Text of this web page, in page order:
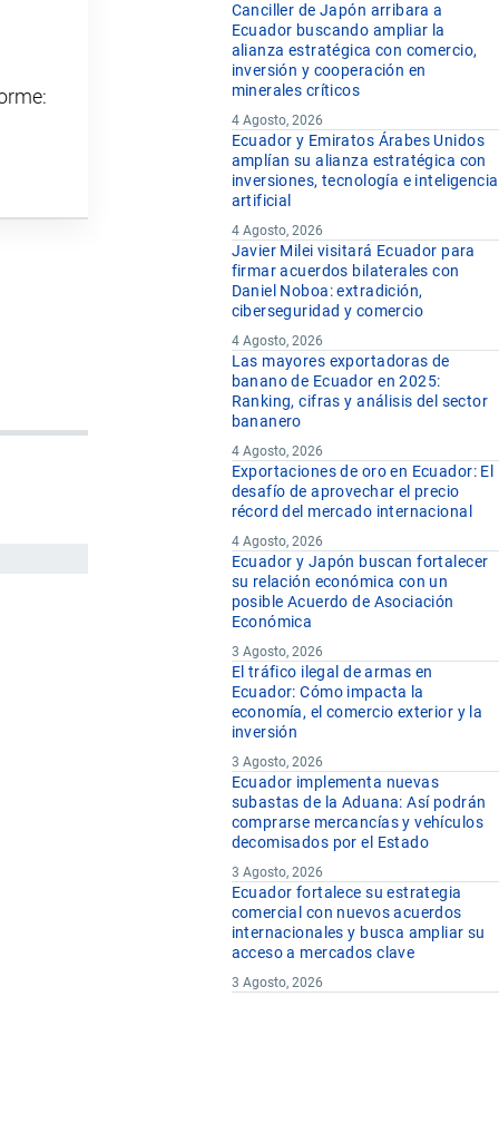
Canciller de Japón arribara a
Ecuador buscando ampliar la
alianza estratégica con comercio,
inversión y cooperación en
minerales críticos
4 Agosto, 2026
Ecuador y Emiratos Árabes Unidos
amplían su alianza estratégica con
inversiones, tecnología e inteligencia
artificial
4 Agosto, 2026
Javier Milei visitará Ecuador para
firmar acuerdos bilaterales con
Daniel Noboa: extradición,
ciberseguridad y comercio
4 Agosto, 2026
Las mayores exportadoras de
banano de Ecuador en 2025:
Ranking, cifras y análisis del sector
bananero
4 Agosto, 2026
Exportaciones de oro en Ecuador: El
desafío de aprovechar el precio
récord del mercado internacional
4 Agosto, 2026
Ecuador y Japón buscan fortalecer
su relación económica con un
posible Acuerdo de Asociación
Económica
3 Agosto, 2026
El tráfico ilegal de armas en
Ecuador: Cómo impacta la
economía, el comercio exterior y la
inversión
3 Agosto, 2026
Ecuador implementa nuevas
subastas de la Aduana: Así podrán
comprarse mercancías y vehículos
decomisados por el Estado
3 Agosto, 2026
Ecuador fortalece su estrategia
comercial con nuevos acuerdos
internacionales y busca ampliar su
acceso a mercados clave
3 Agosto, 2026